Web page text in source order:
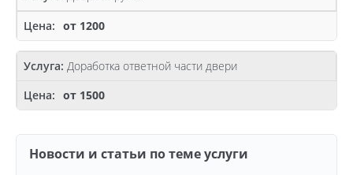
от 1200
Доработка ответной части двери
от 1500
Новости и статьи по теме услуги